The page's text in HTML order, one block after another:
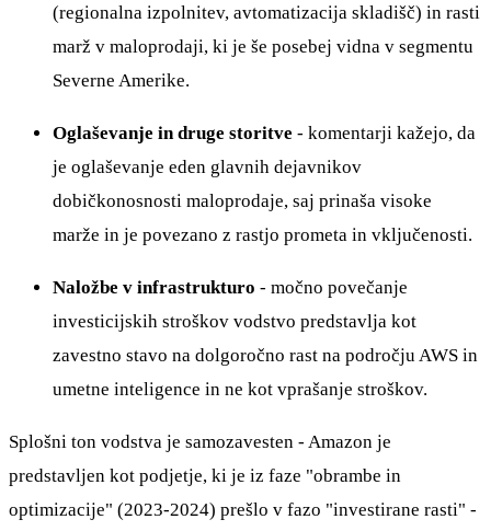
(regionalna izpolnitev, avtomatizacija skladišč) in rasti
marž v maloprodaji, ki je še posebej vidna v segmentu
Severne Amerike.
Oglaševanje in druge storitve - komentarji kažejo, da
je oglaševanje eden glavnih dejavnikov
dobičkonosnosti maloprodaje, saj prinaša visoke
marže in je povezano z rastjo prometa in vključenosti.
Naložbe v infrastrukturo - močno povečanje
investicijskih stroškov vodstvo predstavlja kot
zavestno stavo na dolgoročno rast na področju AWS in
umetne inteligence in ne kot vprašanje stroškov.
Splošni ton vodstva je samozavesten - Amazon je
predstavljen kot podjetje, ki je iz faze "obrambe in
optimizacije" (2023-2024) prešlo v fazo "investirane rasti" -